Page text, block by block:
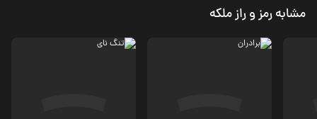
مشابه رمز و راز ملکه